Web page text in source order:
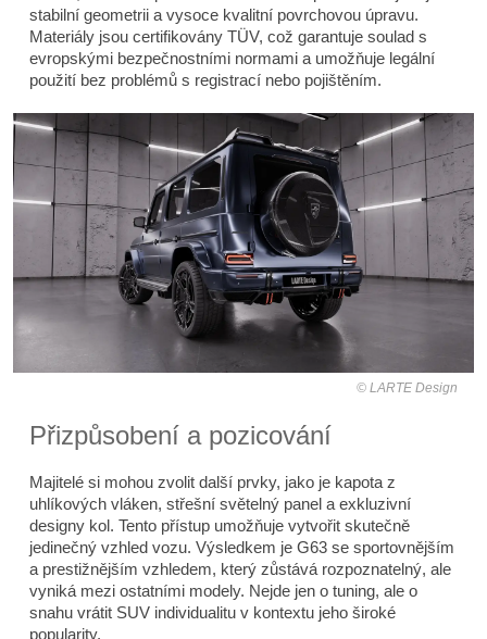
stabilní geometrii a vysoce kvalitní povrchovou úpravu.
Materiály jsou certifikovány TÜV, což garantuje soulad s
evropskými bezpečnostními normami a umožňuje legální
použití bez problémů s registrací nebo pojištěním.
LARTE Design
Přizpůsobení a pozicování
Majitelé si mohou zvolit další prvky, jako je kapota z
uhlíkových vláken, střešní světelný panel a exkluzivní
designy kol. Tento přístup umožňuje vytvořit skutečně
jedinečný vzhled vozu. Výsledkem je G63 se sportovnějším
a prestižnějším vzhledem, který zůstává rozpoznatelný, ale
vyniká mezi ostatními modely. Nejde jen o tuning, ale o
snahu vrátit SUV individualitu v kontextu jeho široké
popularity.